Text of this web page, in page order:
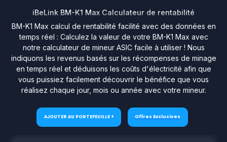
iBeLink BM-K1 Max Calculateur de rentabilité
BM-K1 Max calcul de rentabilité facilité avec des données en
temps réel : Calculez la valeur de votre BM-K1 Max avec
notre calculateur de mineur ASIC facile à utiliser ! Nous
indiquons les revenus basés sur les récompenses de minage
en temps réel et déduisons les coûts d'électricité afin que
vous puissiez facilement découvrir le bénéfice que vous
réalisez chaque jour, mois ou année avec votre mineur.
AJOUTER AU PORTEFEUILLE + Offres Exclusives